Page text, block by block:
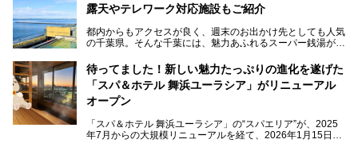
露天やテレワーク対応施設もご紹介
都内からもアクセスが良く、週末のお出かけ先としても人気
の千葉県。そんな千葉には、魅力あふれるスーパー銭湯がた
「サウナでしっかりととのいたい」「海が見える絶景で非日
常を味わいたい」「子連れでも気兼ねなく1日過ごした
い」。
そんな多様なニーズに応える施設が揃っているため、その日
の目的に合った施設がきっと見つかるはずです。
待ってました！新しい魅力たっぷりの進化を遂げた
「スパ＆ホテル 舞浜ユーラシア」がリニューアル
オープン
「スパ＆ホテル 舞浜ユーラシア」の“スパエリア”が、2025
年7月からの大規模リニューアルを経て、2026年1月15日